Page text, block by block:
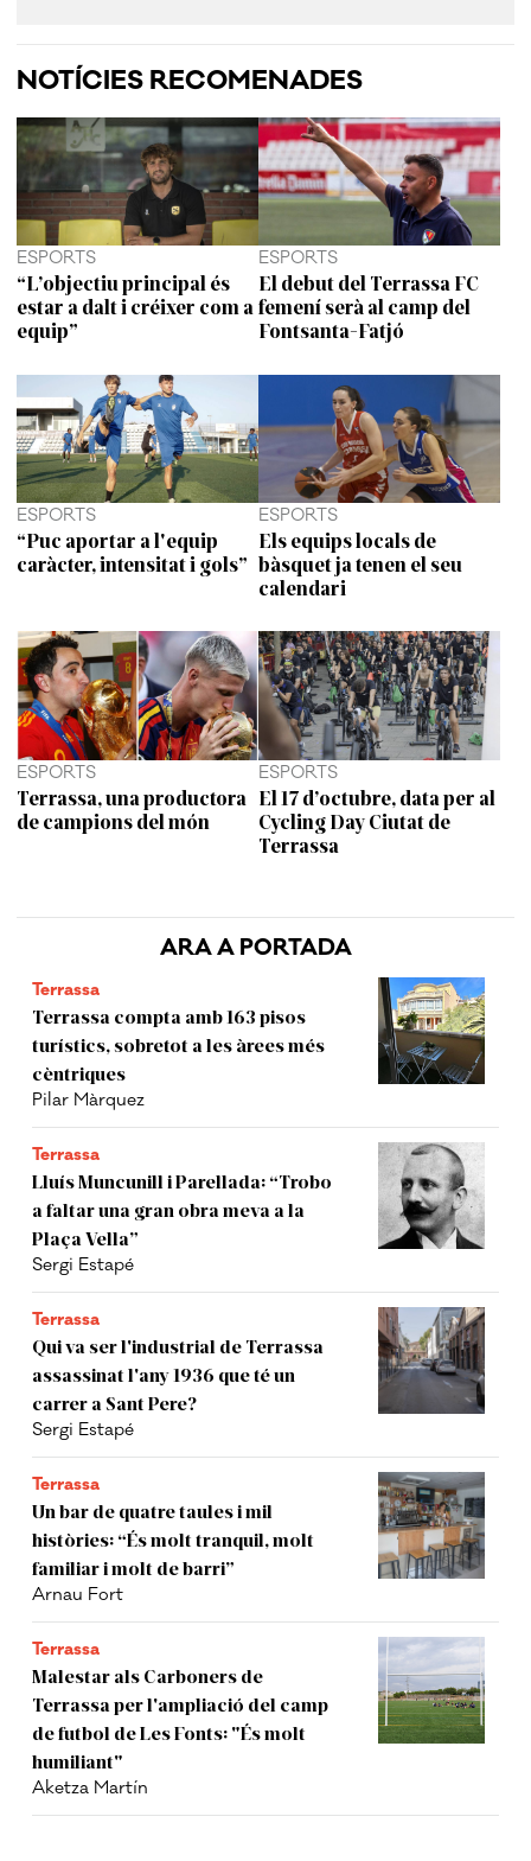
ARA A PORTADA
Terrassa
Terrassa compta amb 163 pisos
turístics, sobretot a les àrees més
cèntriques
Pilar Màrquez
Terrassa
Lluís Muncunill i Parellada: “Trobo
a faltar una gran obra meva a la
Plaça Vella”
Sergi Estapé
Terrassa
Qui va ser l'industrial de Terrassa
assassinat l'any 1936 que té un
carrer a Sant Pere?
Sergi Estapé
Terrassa
Un bar de quatre taules i mil
històries: “És molt tranquil, molt
familiar i molt de barri”
Arnau Fort
Terrassa
Malestar als Carboners de
Terrassa per l'ampliació del camp
de futbol de Les Fonts: "És molt
humiliant"
Aketza Martín
NOTÍCIES RECOMENADES
ESPORTS
“L’objectiu principal és
estar a dalt i créixer com a
equip”
ESPORTS
El debut del Terrassa FC
femení serà al camp del
Fontsanta-Fatjó
ESPORTS
“Puc aportar a l'equip
caràcter, intensitat i gols”
ESPORTS
Els equips locals de
bàsquet ja tenen el seu
calendari
ESPORTS
Terrassa, una productora
de campions del món
ESPORTS
El 17 d’octubre, data per al
Cycling Day Ciutat de
Terrassa